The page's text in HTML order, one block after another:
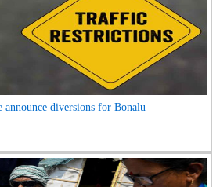
diversions for Bonalu